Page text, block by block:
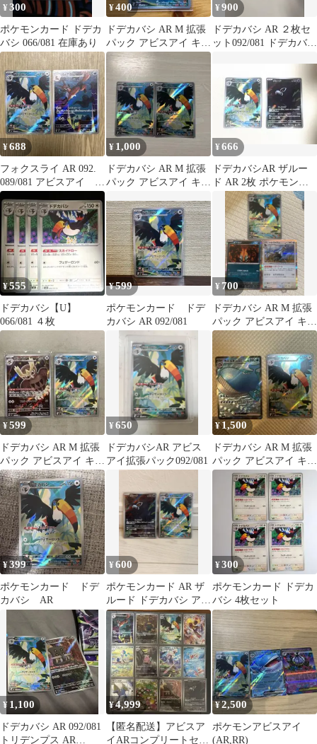
¥300
ポケモンカード ドデカ
バシ 066/081 在庫あり
¥400
ドデカバシ AR M 拡張
パック アビスアイ キラ
092/081
¥900
ドデカバシ AR ２枚セ
ット092/081 ドデカバシ
¥688
フォクスライ AR 092.
089/081 アビスアイ ド
デカバシ 即日配送
¥ 1,000
ドデカバシ AR M 拡張
パック アビスアイ キラ
¥666
ドデカバシAR ザルー
ド AR 2枚 ポケモンカ
ード アビスアイ ポケカ
¥555
ドデカバシ【U】
066/081 ４枚
¥599
ポケモンカード ドデ
カバシ AR 092/081
¥ 700
ドデカバシ AR M 拡張
パック アビスアイ キラ
092/081
¥599
ドデカバシ AR M 拡張
パック アビスアイ キラ
092/081
¥650
ドデカバシAR アビス
アイ拡張パック092/081
¥1,500
ドデカバシ AR M 拡張
パック アビスアイ キラ
092/081
¥399
ポケモンカード ドデ
カバシ AR
¥600
ポケモンカード AR ザ
ルード ドデカバシ アビ
スアイ
¥300
ポケモンカード ドデカ
バシ 4枚セット
¥ 1,100
ドデカバシ AR 092/081
トリデンプス AR
¥4,999
【匿名配送】アビスア
イARコンプリートセッ
¥2,500
ポケモンアビスアイ
(AR,RR)